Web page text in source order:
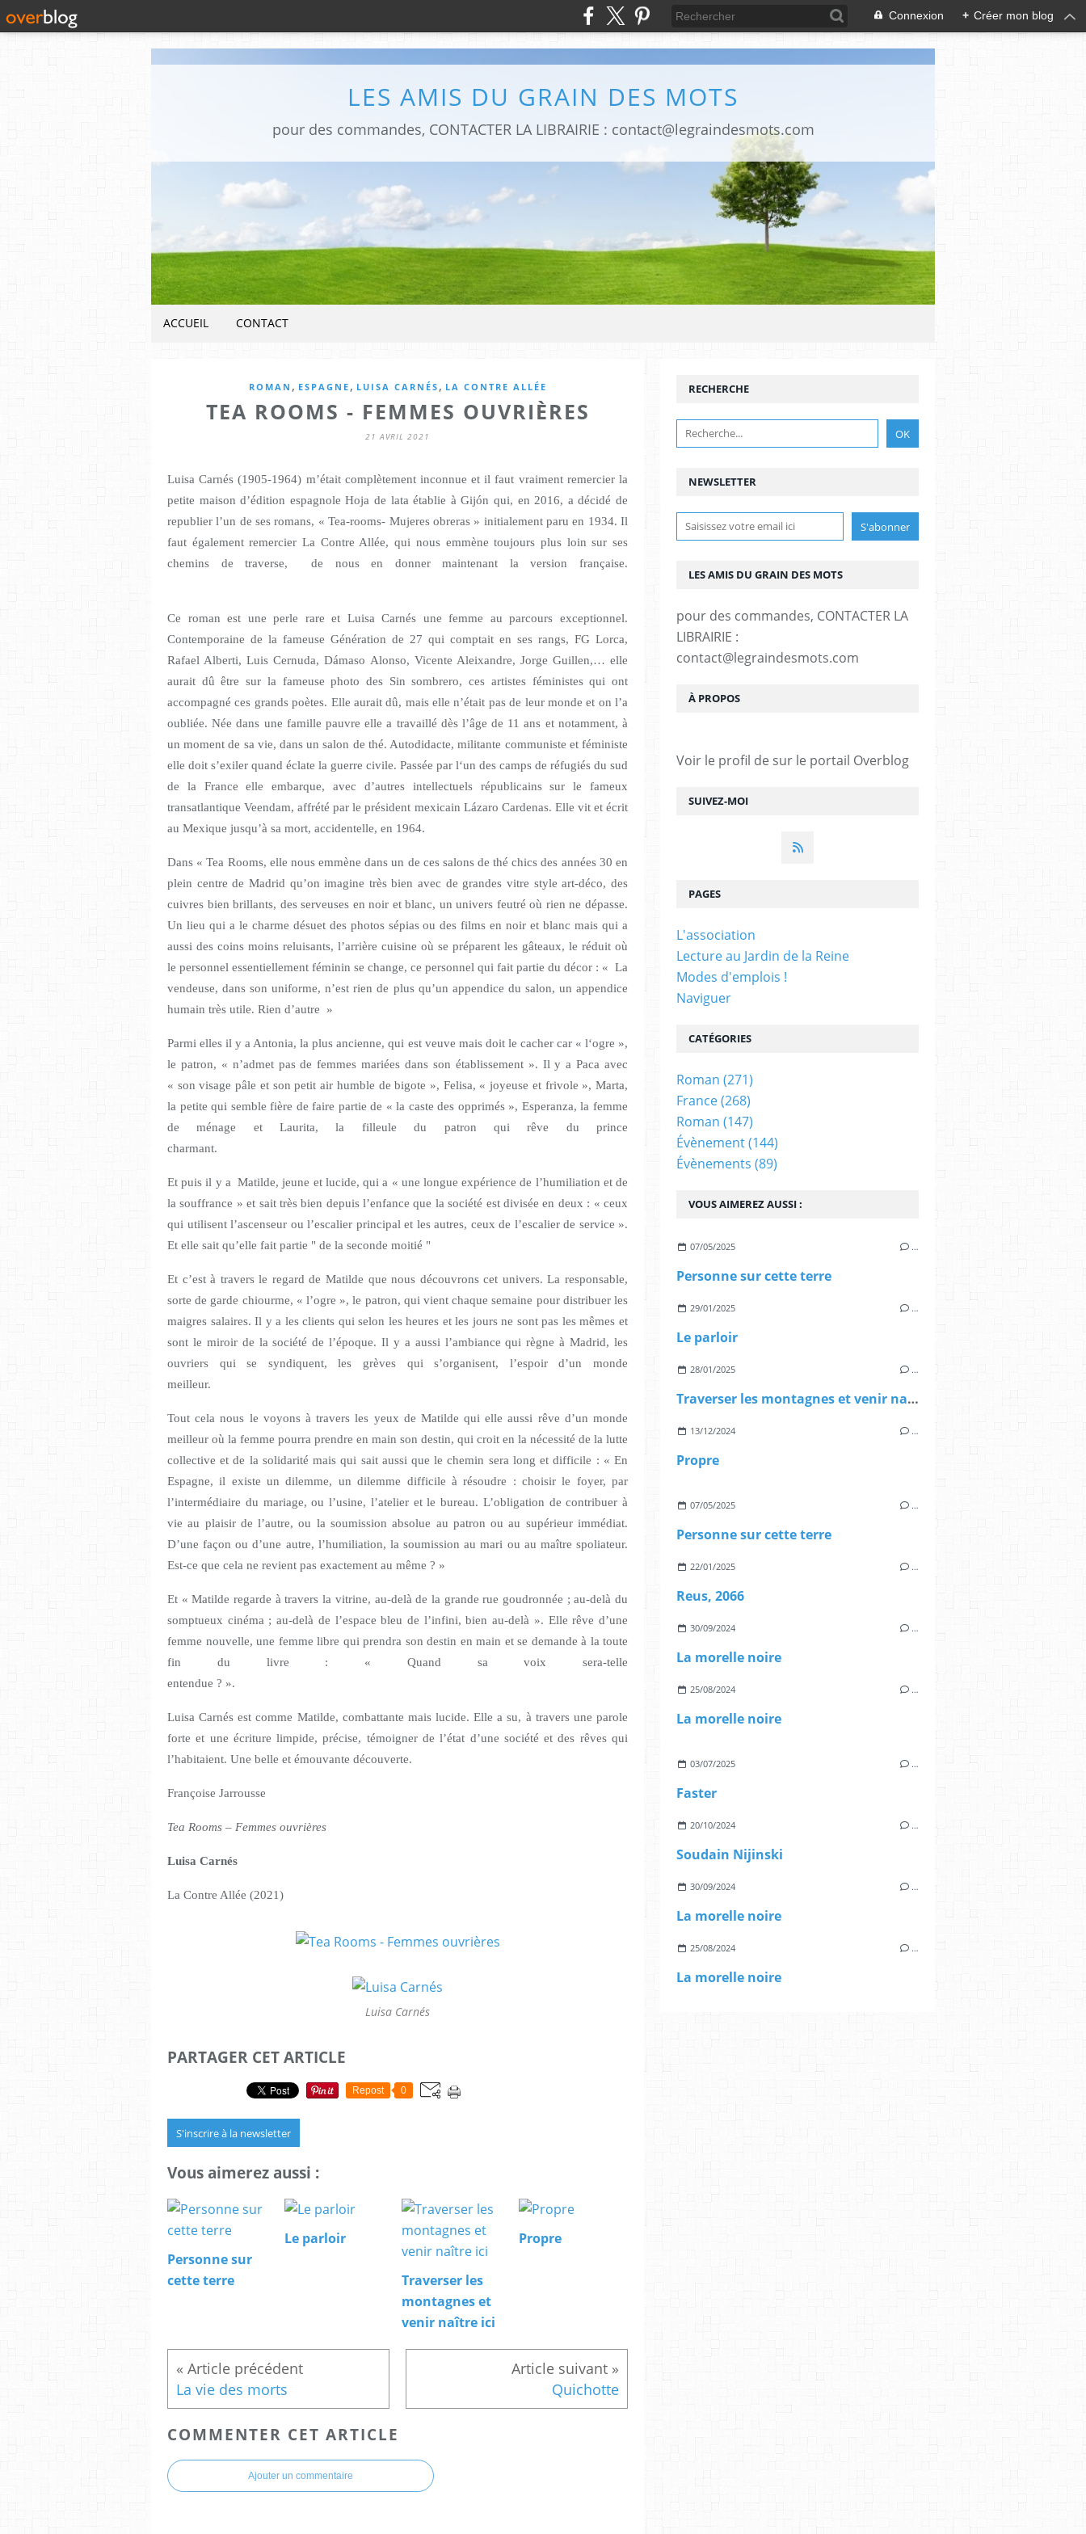
Connexion + Créer mon blog
LES AMIS DU GRAIN DES MOTS
pour des commandes, CONTACTER LA LIBRAIRIE : contact@legraindesmots.com
ACCUEIL CONTACT
ROMAN , ESPAGNE , LUISA CARNÉS , LA CONTRE ALLÉE
TEA ROOMS - FEMMES OUVRIÈRES
21 AVRIL 2021
Luisa Carnés (1905-1964) m’était complètement inconnue et il faut vraiment remercier la
petite maison d’édition espagnole Hoja de lata établie à Gijón qui, en 2016, a décidé de
republier l’un de ses romans, « Tea-rooms- Mujeres obreras » initialement paru en 1934. Il
faut également remercier La Contre Allée, qui nous emmène toujours plus loin sur ses
chemins de traverse, de nous en donner maintenant la version française.
Ce roman est une perle rare et Luisa Carnés une femme au parcours exceptionnel.
Contemporaine de la fameuse Génération de 27 qui comptait en ses rangs, FG Lorca,
Rafael Alberti, Luis Cernuda, Dámaso Alonso, Vicente Aleixandre, Jorge Guillen,… elle
aurait dû être sur la fameuse photo des Sin sombrero, ces artistes féministes qui ont
accompagné ces grands poètes. Elle aurait dû, mais elle n’était pas de leur monde et on l’a
oubliée. Née dans une famille pauvre elle a travaillé dès l’âge de 11 ans et notamment, à
un moment de sa vie, dans un salon de thé. Autodidacte, militante communiste et féministe
elle doit s’exiler quand éclate la guerre civile. Passée par l‘un des camps de réfugiés du sud
de la France elle embarque, avec d’autres intellectuels républicains sur le fameux
transatlantique Veendam, affrété par le président mexicain Lázaro Cardenas. Elle vit et écrit
au Mexique jusqu’à sa mort, accidentelle, en 1964.
Dans « Tea Rooms, elle nous emmène dans un de ces salons de thé chics des années 30 en
plein centre de Madrid qu’on imagine très bien avec de grandes vitre style art-déco, des
cuivres bien brillants, des serveuses en noir et blanc, un univers feutré où rien ne dépasse.
Un lieu qui a le charme désuet des photos sépias ou des films en noir et blanc mais qui a
aussi des coins moins reluisants, l’arrière cuisine où se préparent les gâteaux, le réduit où
le personnel essentiellement féminin se change, ce personnel qui fait partie du décor : « La
vendeuse, dans son uniforme, n’est rien de plus qu’un appendice du salon, un appendice
humain très utile. Rien d’autre »
Parmi elles il y a Antonia, la plus ancienne, qui est veuve mais doit le cacher car « l‘ogre »,
le patron, « n’admet pas de femmes mariées dans son établissement ». Il y a Paca avec
« son visage pâle et son petit air humble de bigote », Felisa, « joyeuse et frivole », Marta,
la petite qui semble fière de faire partie de « la caste des opprimés », Esperanza, la femme
de ménage et Laurita, la filleule du patron qui rêve du prince
charmant.
Et puis il y a Matilde, jeune et lucide, qui a « une longue expérience de l’humiliation et de
la souffrance » et sait très bien depuis l’enfance que la société est divisée en deux : « ceux
qui utilisent l’ascenseur ou l’escalier principal et les autres, ceux de l’escalier de service ».
Et elle sait qu’elle fait partie " de la seconde moitié "
Et c’est à travers le regard de Matilde que nous découvrons cet univers. La responsable,
sorte de garde chiourme, « l’ogre », le patron, qui vient chaque semaine pour distribuer les
maigres salaires. Il y a les clients qui selon les heures et les jours ne sont pas les mêmes et
sont le miroir de la société de l’époque. Il y a aussi l’ambiance qui règne à Madrid, les
ouvriers qui se syndiquent, les grèves qui s’organisent, l’espoir d’un monde
meilleur.
Tout cela nous le voyons à travers les yeux de Matilde qui elle aussi rêve d’un monde
meilleur où la femme pourra prendre en main son destin, qui croit en la nécessité de la lutte
collective et de la solidarité mais qui sait aussi que le chemin sera long et difficile : « En
Espagne, il existe un dilemme, un dilemme difficile à résoudre : choisir le foyer, par
l’intermédiaire du mariage, ou l’usine, l’atelier et le bureau. L’obligation de contribuer à
vie au plaisir de l’autre, ou la soumission absolue au patron ou au supérieur immédiat.
D’une façon ou d’une autre, l’humiliation, la soumission au mari ou au maître spoliateur.
Est-ce que cela ne revient pas exactement au même ? »
Et « Matilde regarde à travers la vitrine, au-delà de la grande rue goudronnée ; au-delà du
somptueux cinéma ; au-delà de l’espace bleu de l’infini, bien au-delà ». Elle rêve d’une
femme nouvelle, une femme libre qui prendra son destin en main et se demande à la toute
fin du livre : « Quand sa voix sera-telle
entendue ? ».
Luisa Carnés est comme Matilde, combattante mais lucide. Elle a su, à travers une parole
forte et une écriture limpide, précise, témoigner de l’état d’une société et des rêves qui
l’habitaient. Une belle et émouvante découverte.
Françoise Jarrousse
Tea Rooms – Femmes ouvrières
Luisa Carnés
La Contre Allée (2021)
Luisa Carnés
PARTAGER CET ARTICLE
Repost 0
S'inscrire à la newsletter
Vous aimerez aussi :
Personne sur
cette terre
Le parloir
Traverser les
montagnes et
venir naître ici
Propre
La vie des morts Quichotte
COMMENTER CET ARTICLE
Ajouter un commentaire
NEWSLETTER
SUIVEZ-MOI
RECHERCHE
LES AMIS DU GRAIN DES MOTS
pour des commandes, CONTACTER LA
LIBRAIRIE :
contact@legraindesmots.com
À PROPOS
Voir le profil de sur le portail Overblog
VOUS AIMEREZ AUSSI :
07/05/2025 …
Personne sur cette terre
29/01/2025 …
Le parloir
28/01/2025 …
Traverser les montagnes et venir naître ici
13/12/2024 …
Propre
07/05/2025 …
Personne sur cette terre
22/01/2025 …
Reus, 2066
30/09/2024 …
La morelle noire
25/08/2024 …
La morelle noire
03/07/2025 …
Faster
20/10/2024 …
Soudain Nijinski
30/09/2024 …
La morelle noire
25/08/2024 …
La morelle noire
PAGES
L'association
Lecture au Jardin de la Reine
Modes d'emplois !
Naviguer
CATÉGORIES
Roman (271)
France(268)
Roman (147)
Évènement(144)
Évènements (89)